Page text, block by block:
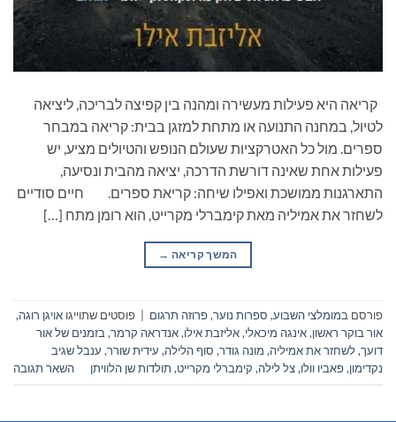
קריאה היא פעילות מעשירה ומהנה בין קפיצה לבריכה, ליציאה
לטיול, במחנה התנועה או מתחת למזגן בבית: קריאה במבחר
ספרים. מול כל האטרקציות שעולם הנופש והטיולים מציע, יש
פעילות אחת שאינה דורשת הדרכה, יציאה מהבית ונסיעה,
התארגנות ממושכת ואפילו שיחה: קריאת ספרים. חיים סודיים
לשחזר את אמיליה מאת קימברלי מקרייט, הוא רומן מתח […]
המשך קריאה →
פורסם במומלצי השבוע, ספרות נוער,פרוזה תרגום פוסטים שתוייגו אויגן רוגה,
אור בוקר ראשון,אינגה מיכאלי,אליזבת אילו,אנדראה קרמר,בזמנים של אור
דועך,לשחזר את אמיליה, מונה גודר, סוף הלילה, עידית שורר, ענבל שגיב
נקדימון,פאביו וולו,צל לילה, קימברלי מקרייט, תולדות שן הלוויתן השאר תגובה